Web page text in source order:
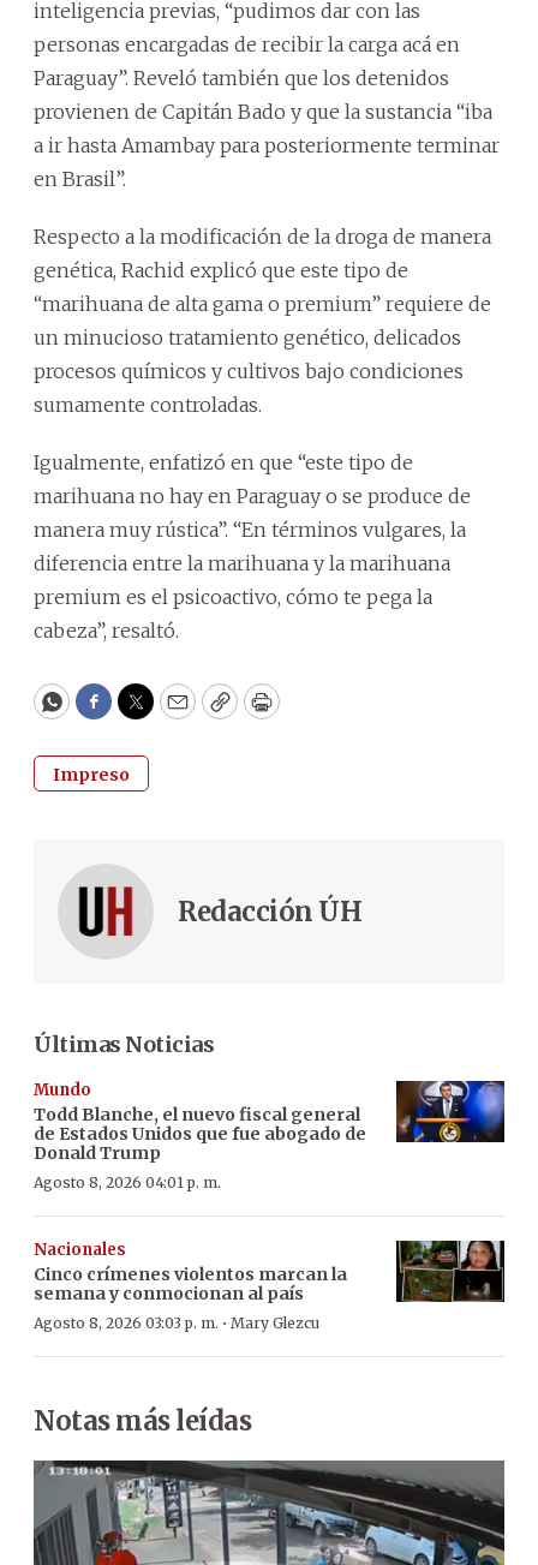
inteligencia previas, “pudimos dar con las
personas encargadas de recibir la carga acá en
Paraguay”. Reveló también que los detenidos
provienen de Capitán Bado y que la sustancia “iba
a ir hasta Amambay para posteriormente terminar
en Brasil”.
Respecto a la modificación de la droga de manera
genética, Rachid explicó que este tipo de
“marihuana de alta gama o premium” requiere de
un minucioso tratamiento genético, delicados
procesos químicos y cultivos bajo condiciones
sumamente controladas.
Igualmente, enfatizó en que “este tipo de
marihuana no hay en Paraguay o se produce de
manera muy rústica”. “En términos vulgares, la
diferencia entre la marihuana y la marihuana
premium es el psicoactivo, cómo te pega la
cabeza”, resaltó.
WhatsApp
Facebook
Twitter
EmailCopyPrint
Impreso
Redacción ÚH
Últimas Noticias
Mundo
Todd Blanche, el nuevo fiscal general
de Estados Unidos que fue abogado de
Donald Trump
Agosto 8, 2026 04:01 p. m.
Nacionales
Cinco crímenes violentos marcan la
semana y conmocionan al país
Agosto 8, 2026 03:03 p. m. · Mary Glezcu
Notas más leídas